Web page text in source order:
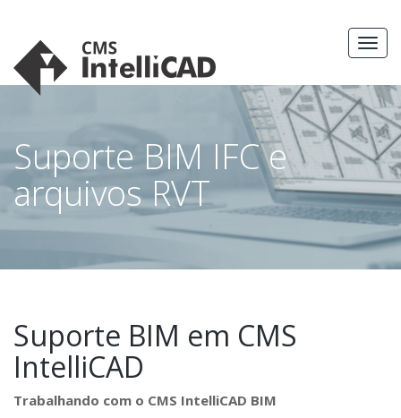
content
Suporte BIM IFC e
arquivos RVT
Suporte BIM em CMS
IntelliCAD
Trabalhando com o CMS IntelliCAD BIM